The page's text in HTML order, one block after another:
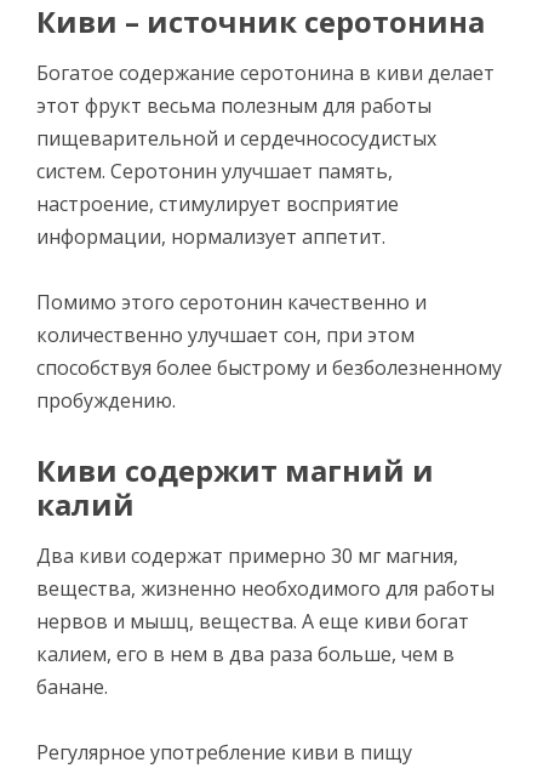
Киви – источник серотонина
Богатое содержание серотонина в киви делает
этот фрукт весьма полезным для работы
пищеварительной и сердечнососудистых
систем. Серотонин улучшает память,
настроение, стимулирует восприятие
информации, нормализует аппетит.
Помимо этого серотонин качественно и
количественно улучшает сон, при этом
способствуя более быстрому и безболезненному
пробуждению.
Киви содержит магний и
калий
Два киви содержат примерно 30 мг магния,
вещества, жизненно необходимого для работы
нервов и мышц, вещества. А еще киви богат
калием, его в нем в два раза больше, чем в
банане.
Регулярное употребление киви в пищу